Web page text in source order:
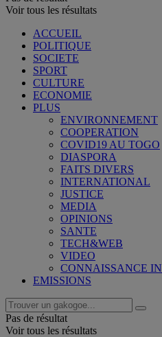
Voir tous les résultats
ACCUEIL
POLITIQUE
SOCIETE
SPORT
CULTURE
ECONOMIE
PLUS
ENVIRONNEMENT
COOPERATION
COVID19 AU TOGO
DIASPORA
FAITS DIVERS
INTERNATIONAL
JUSTICE
MEDIA
OPINIONS
SANTE
TECH&WEB
VIDEO
CONNAISSANCE
EMISSIONS
Pas de résultat
Voir tous les résultats